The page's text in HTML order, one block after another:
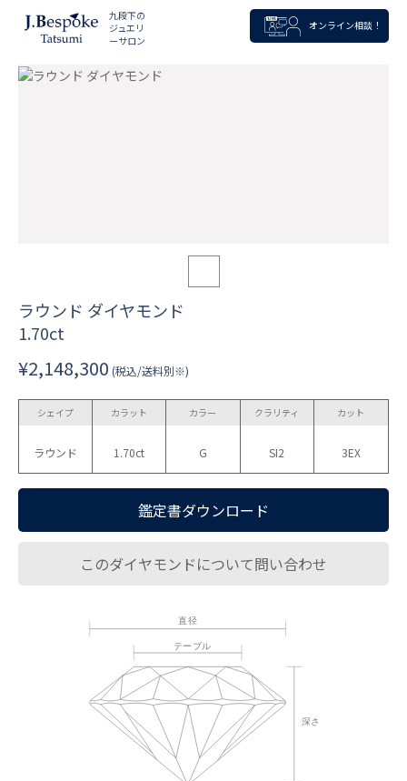
九段下の
ジュエリ
ーサロン
オンライン相談！
ラウンド ダイヤモンド
1.70ct
¥2,148,300 (税込/送料別※)
シェイプ
ラウンド
カラット
1.70ct
カラー
G
クラリティ
SI2
カット
3EX
鑑定書ダウンロード
このダイヤモンドについて問い合わせ